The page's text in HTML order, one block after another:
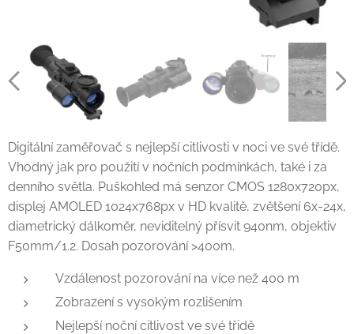
Digitální zaměřovač s nejlepší citlivosti v noci ve své třídě.
Vhodný jak pro použití v nočních podmínkách, také i za
denního světla. Puškohled má senzor CMOS 1280x720px,
displej AMOLED 1024x768px v HD kvalitě, zvětšení 6x-24x,
diametrický dálkoměr, neviditelný přísvit 940nm, objektiv
F50mm/1.2. Dosah pozorování >400m.
Vzdálenost pozorování na více než 400 m
Zobrazení s vysokým rozlišením
Nejlepší noční citlivost ve své třidě